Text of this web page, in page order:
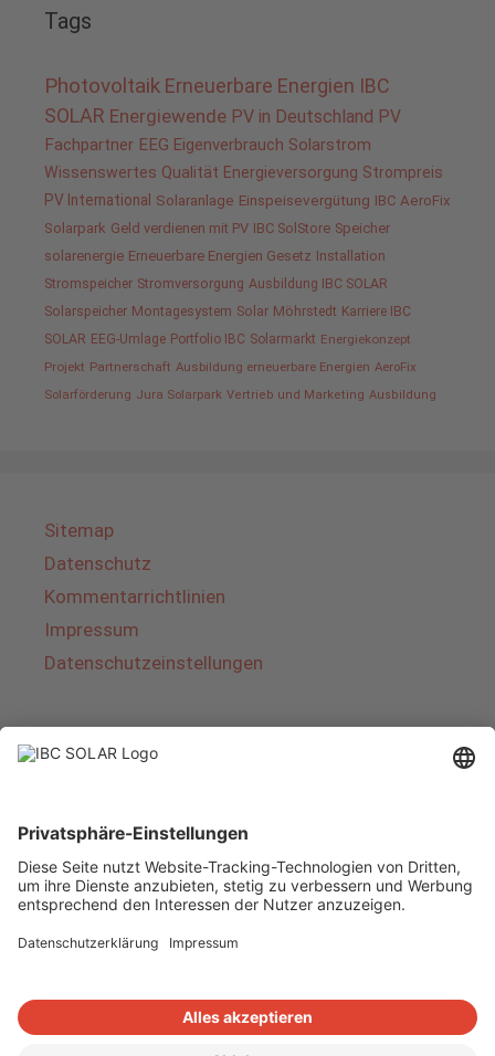
Tags
Photovoltaik Erneuerbare Energien IBC
SOLAR Energiewende PV in Deutschland PV
Fachpartner EEG Eigenverbrauch Solarstrom
Wissenswertes Qualität Energieversorgung Strompreis
PV International Solaranlage Einspeisevergütung IBC AeroFix
Solarpark Geld verdienen mit PV IBC SolStore Speicher
solarenergie Erneuerbare Energien Gesetz Installation
Stromspeicher Stromversorgung Ausbildung IBC SOLAR
Solarspeicher Montagesystem Solar Möhrstedt Karriere IBC
SOLAR EEG-Umlage Portfolio IBC Solarmarkt Energiekonzept
Projekt Partnerschaft Ausbildung erneuerbare Energien AeroFix
Solarförderung Jura Solarpark Vertrieb und Marketing Ausbildung
Sitemap
Datenschutz
Kommentarrichtlinien
Impressum
Datenschutzeinstellungen
Über IBC SOLAR
von Energielösungen und Dienstleistungen im
Bereich Photovoltaik und Speicher. Das
Unternehmen bietet Komplettsysteme an und
deckt das gesamte Spektrum von der Planung
bis zur schlüsselfertigen Übergabe von
Energielösungen für Eigenheime, Gewerbe und
Industrie sowie Solarparks.